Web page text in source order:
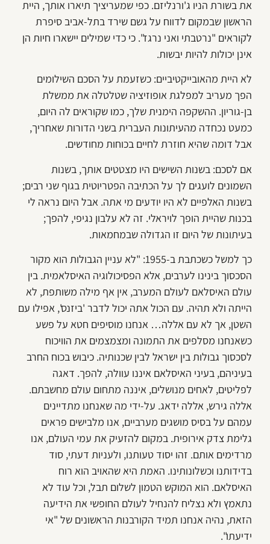
את בשורת הניו ג'ורנליזם. כפי שמעריציך תיארו אותך, היית
הראשון שבמקום לדווח על גשם שירד בתל-אביב סיפרת
לקוראים "נרטבתי ואני נרגז". כי כדי שמילים יישארו חיות הן
אינן יכולות להיות יבשות.
לא היית מהאובייקטיביים: כשזעמת על הסכם השילומים
הפך מעריב למפלגת אופוזיציה שטלטלה את ממשלת
בן-גוריון. ההשקפה הימנית שלך, כמו שקוראים לה היום,
כמעט נכחדה מהעיתונות העברית בשני הדורות שאחריך,
אבל דומה שהיא חוזרת לחיים בכוחות מחודשים.
אם לסכם: בשנות השישים היו מצטטים אותך, בשנות
השמונים לועגים לך על הכתיבה הפטריוטית בגוף שני רבים;
בשנות האלפיים לא היו יודעים מי אתה. אבל היום נראה לי
בכנות שהיית הופך לויראלי. זה לא עלבון נגיפי, להפך;
בעיתונות של היום זו הגדולה שבמחמאות.
כך למשל כשכתבת ב-1955: "לא עניין הגבולות הוא מקור
הסכסוך בינינו לערבים, אלא הפסיכולוגיה האיסלאמית. בין
עולם האיסלאם לעולם המערב, אין אף מילה משותפת, לא
הייתה ולא תהיה. עם הכול אתה יכול לדבר 'ביזנס', אפילו עם
השטן, אך לא עם אללה… אנחנו מוסיפים חטא על פשע
כשאנחנו מסלפים את התמונה ומצמצמים את הוויכוח
לסכסוך גבולות בין ישראל לבין שכנותיה. כיבוש בכוח החרב
בעיניהם, בעיני האיסלאם איננו עוולה, להפך. דאגה
לפליטים, לאחים מנושלים, איננה מתחום עולם מחשבתם.
אללה גירש, אללה ידאג. על-ידי מה שאנחנו מתדיינים
עמהם על בסיס מושגים מערביים, אנו מלבישים פראים
גלימת צדק אירופית. במקום להזעיק את עמי העולם, אנו
מרדימים אותם. זהו יסוד טעותנו, ולעניות דעתי, סוד
בדידותנו וכשלונותינו. האמת היא שהאויב הוא רוח
האיסלאם. הוא המוקש הטמון לשלום תבל, וכל עוד לא
נתאמץ ולא נצליח להנחיל לעולם החופשי את הידיעה
הזאת, נהיה אנחנו תמיד הקורבנות הראשונים של "אי
ידיעתו".